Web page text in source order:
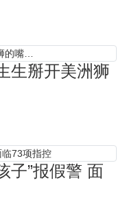
生掰开美洲狮
子”报假警 面